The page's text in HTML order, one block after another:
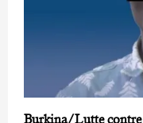
Burkina/Lutte contre